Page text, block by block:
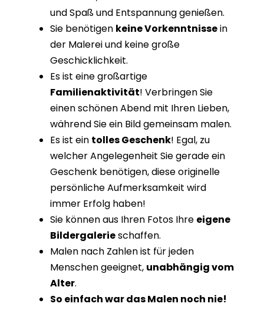
und Spaß und Entspannung genießen.
Sie benötigen keine Vorkenntnissein
der Malerei und keine große
Geschicklichkeit.
Es ist eine großartige
Familienaktivität! Verbringen Sie
einen schönen Abend mit Ihren Lieben,
während Sie ein Bild gemeinsam malen.
Es ist ein tolles Geschenk! Egal, zu
welcher Angelegenheit Sie gerade ein
Geschenk benötigen, diese originelle
persönliche Aufmerksamkeit wird
immer Erfolg haben!
Sie können aus Ihren Fotos Ihre eigene
Bildergalerieschaffen.
Malen nach Zahlen ist für jeden
Menschen geeignet, unabhängig vom
Alter.
So einfach war das Malen noch nie!